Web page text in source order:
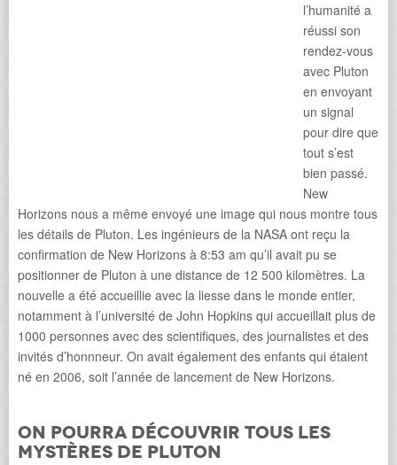
l’humanité a
réussi son
rendez-vous
avec Pluton
en envoyant
un signal
pour dire que
tout s’est
bien passé.
New
Horizons nous a même envoyé une image qui nous montre tous
les détails de Pluton. Les ingénieurs de la NASA ont reçu la
confirmation de New Horizons à 8:53 am qu’il avait pu se
positionner de Pluton à une distance de 12 500 kilomètres. La
nouvelle a été accueillie avec la liesse dans le monde entier,
notamment à l’université de John Hopkins qui accueillait plus de
1000 personnes avec des scientifiques, des journalistes et des
invités d’honnneur. On avait également des enfants qui étaient
né en 2006, soit l’année de lancement de New Horizons.
On pourra découvrir tous les
mystères de Pluton